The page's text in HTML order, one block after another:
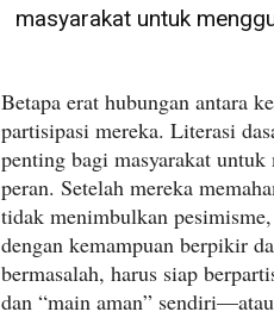
masyarakat untuk
Betapa erat hubungan antara
partisipasi mereka. Literasi
penting bagi masyarakat untuk
peran. Setelah mereka
tidak menimbulkan
dengan kemampuan berpikir
bermasalah, harus siap
dan “main aman”